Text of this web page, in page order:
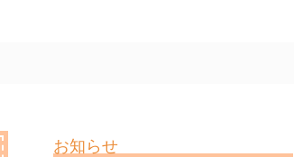
お知らせ